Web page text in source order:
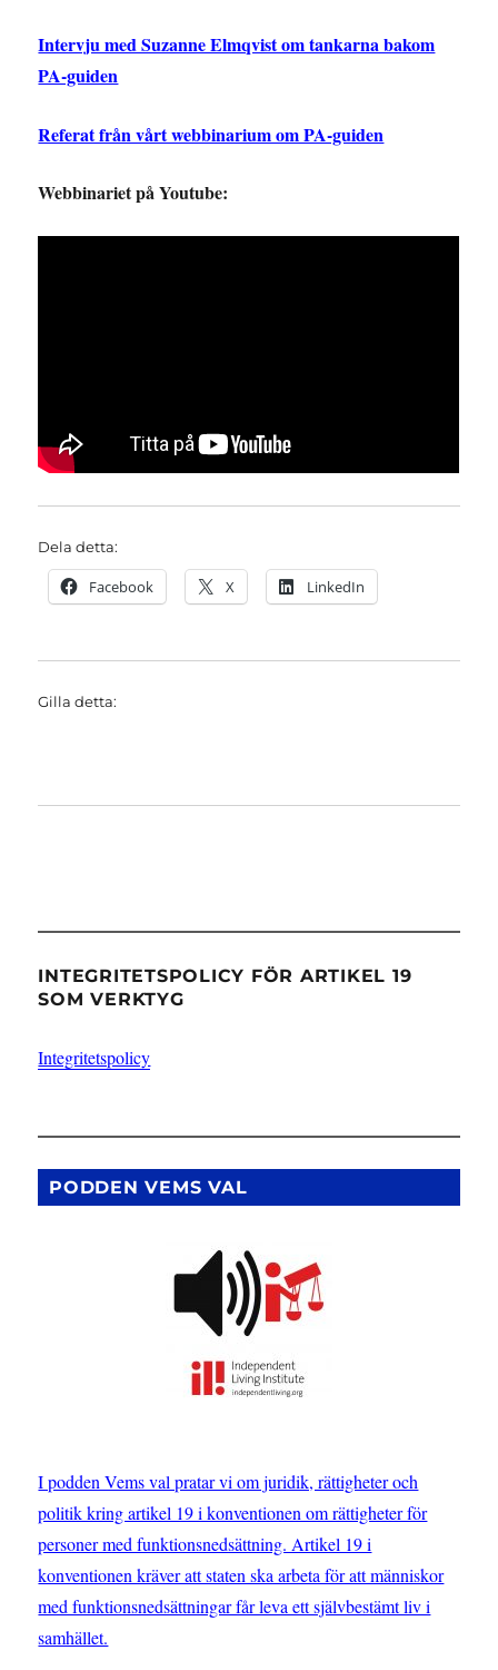
Intervju med Suzanne Elmqvist om tankarna bakom
PA-guiden
Referat från vårt webbinarium om PA-guiden
Webbinariet på Youtube:
Dela detta:
Facebook X LinkedIn
Gilla detta:
INTEGRITETSPOLICY FÖR ARTIKEL 19
SOM VERKTYG
Integritetspolicy
PODDEN VEMS VAL
I podden Vems val pratar vi om juridik, rättigheter och
politik kring artikel 19 i konventionen om rättigheter för
personer med funktionsnedsättning. Artikel 19 i
konventionen kräver att staten ska arbeta för att människor
med funktionsnedsättningar får leva ett självbestämt liv i
samhället.